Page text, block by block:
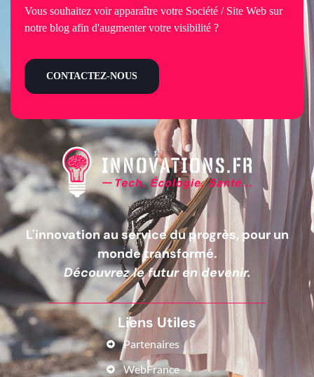
L'innovation au service du progrès, pour un
monde transformé.
Découvrez le futur en devenir.
Liens Utiles
Partenaires
WebFrance
Vous souhaitez voir apparaître votre Société / Site Web sur
notre blog afin d'augmenter votre visibilité ?
CONTACTEZ-NOUS